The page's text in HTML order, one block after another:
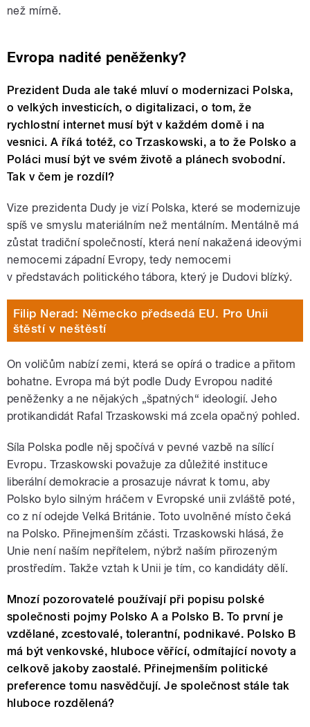
než mírně.
Evropa nadité peněženky?
Prezident Duda ale také mluví o modernizaci Polska,
o velkých investicích, o digitalizaci, o tom, že
rychlostní internet musí být v každém domě i na
vesnici. A říká totéž, co Trzaskowski, a to že Polsko a
Poláci musí být ve svém životě a plánech svobodní.
Tak v čem je rozdíl?
Vize prezidenta Dudy je vizí Polska, které se modernizuje
spíš ve smyslu materiálním než mentálním. Mentálně má
zůstat tradiční společností, která není nakažená ideovými
nemocemi západní Evropy, tedy nemocemi
v představách politického tábora, který je Dudovi blízký.
Filip Nerad: Německo předsedá EU. Pro Unii
štěstí v neštěstí
On voličům nabízí zemi, která se opírá o tradice a přitom
bohatne. Evropa má být podle Dudy Evropou nadité
peněženky a ne nějakých „špatných“ ideologií. Jeho
protikandidát Rafal Trzaskowski má zcela opačný pohled.
Síla Polska podle něj spočívá v pevné vazbě na sílící
Evropu. Trzaskowski považuje za důležité instituce
liberální demokracie a prosazuje návrat k tomu, aby
Polsko bylo silným hráčem v Evropské unii zvláště poté,
co z ní odejde Velká Británie. Toto uvolněné místo čeká
na Polsko. Přinejmenším zčásti. Trzaskowski hlásá, že
Unie není naším nepřítelem, nýbrž naším přirozeným
prostředím. Takže vztah k Unii je tím, co kandidáty dělí.
Mnozí pozorovatelé používají při popisu polské
společnosti pojmy Polsko A a Polsko B. To první je
vzdělané, zcestovalé, tolerantní, podnikavé. Polsko B
má být venkovské, hluboce věřící, odmítající novoty a
celkově jakoby zaostalé. Přinejmenším politické
preference tomu nasvědčují. Je společnost stále tak
hluboce rozdělená?